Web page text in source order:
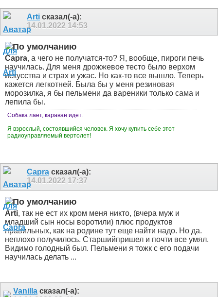
Arti сказал(-а):
14.01.2022 14:53
Capra, а чего не получатся-то? Я, вообще, пироги печь
научилась. Для меня дрожжевое тесто было верхом
искусства и страх и ужас. Но как-то все вышло. Теперь
кажется легкотней. Была бы у меня резиновая
морозилка, я бы пельмени да вареники только сама и
лепила бы.
Собака лает, караван идет.
Я взрослый, состоявшийся человек. Я хочу купить себе этот
радиоуправляемый вертолет!
Capra сказал(-а):
14.01.2022 17:37
Arti, так не ест их кром меня никто, (вчера муж и
младший сын носы воротили) плюс продуктов
правильных, как на родине тут еще найти надо. Но да.
неплохо получилось. Старшийпришел и почти все умял.
Видимо голодный был. Пельмени я тожк с его подачи
научилась делать ...
Vanilla сказал(-а):